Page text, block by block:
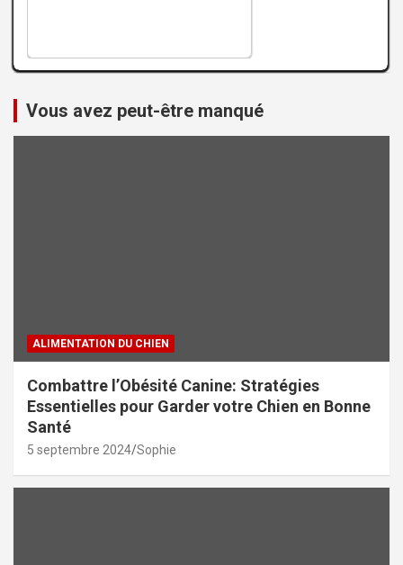
Vous avez peut-être manqué
ALIMENTATION DU CHIEN
Combattre l’Obésité Canine: Stratégies
Essentielles pour Garder votre Chien en Bonne
Santé
5 septembre 2024 Sophie